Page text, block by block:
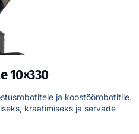
10×330
ja koostöörobotitile.
kraatimiseks ja servade